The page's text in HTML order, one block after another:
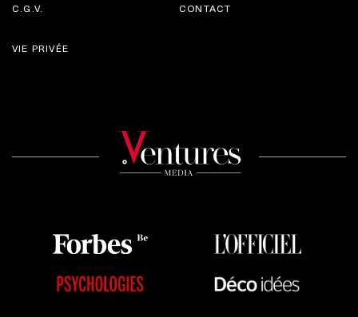
C.G.V. CONTACT
VIE PRIVÉE